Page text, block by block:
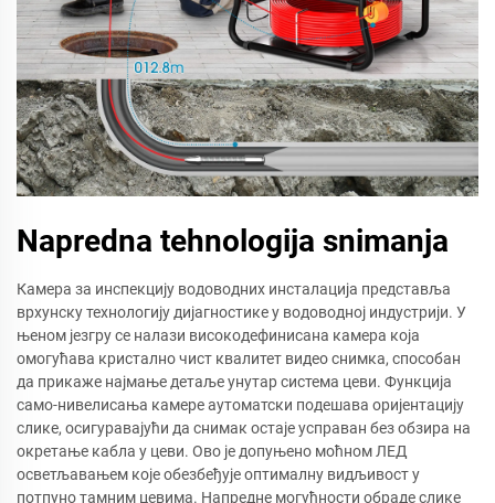
Napredna tehnologija snimanja
Камера за инспекцију водоводних инсталација представља
врхунску технологију дијагностике у водоводној индустрији. У
њеном језгру се налази високодефинисана камера која
омогућава кристално чист квалитет видео снимка, способан
да прикаже најмање детаље унутар система цеви. Функција
само-нивелисања камере аутоматски подешава оријентацију
слике, осигуравајући да снимак остаје усправан без обзира на
окретање кабла у цеви. Ово је допуњено моћном ЛЕД
осветљавањем које обезбеђује оптималну видљивост у
потпуно тамним цевима. Напредне могућности обраде слике